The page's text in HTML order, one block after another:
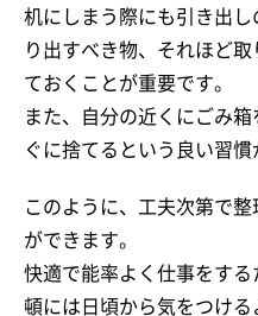
机にしまう際にも引き出
り出すべき物、それほど
ておくことが重要です。
また、自分の近くにごみ
ぐに捨てるという良い習
このように、工夫次第で
ができます。
快適で能率よく仕事をす
頓には日頃から気をつける